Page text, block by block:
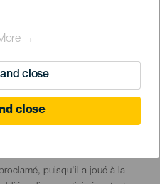
→
close
close
mocatriz
puisqu'il a joué à la